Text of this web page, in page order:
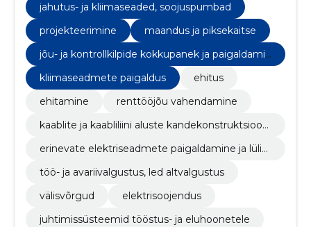
jahutus- ja kliimaseaded, soojuspumbad
projekteerimine
maandus ja piksekaitse
jõu- ja kontrollkilpide kokkupanek ja paigaldamin
kliimaseadmete paigaldus
ehitus
ehitamine
renttööjõu vahendamine
kaablite ja kaabliliini aluste kandekonstruktsiooni
erinevate elektriseadmete paigaldamine ja lülita
töö- ja avariivalgustus, led altvalgustus
välisvõrgud
elektrisoojendus
juhtimissüsteemid tööstus- ja eluhoonetele